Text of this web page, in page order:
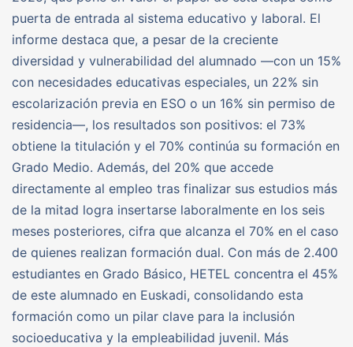
puerta de entrada al sistema educativo y laboral. El
informe destaca que, a pesar de la creciente
diversidad y vulnerabilidad del alumnado —con un 15%
con necesidades educativas especiales, un 22% sin
escolarización previa en ESO o un 16% sin permiso de
residencia—, los resultados son positivos: el 73%
obtiene la titulación y el 70% continúa su formación en
Grado Medio. Además, del 20% que accede
directamente al empleo tras finalizar sus estudios más
de la mitad logra insertarse laboralmente en los seis
meses posteriores, cifra que alcanza el 70% en el caso
de quienes realizan formación dual. Con más de 2.400
estudiantes en Grado Básico, HETEL concentra el 45%
de este alumnado en Euskadi, consolidando esta
formación como un pilar clave para la inclusión
socioeducativa y la empleabilidad juvenil. Más